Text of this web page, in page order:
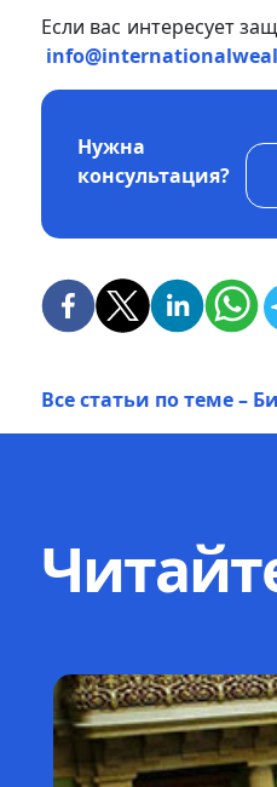
Если вас интересует
Нужна
консультация?
Все статьи по теме –